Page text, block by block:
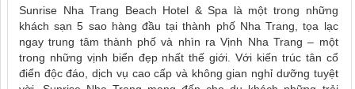
Sunrise Nha Trang Beach Hotel & Spa là một trong những
khách sạn 5 sao hàng đầu tại thành phố Nha Trang, tọa lạc
ngay trung tâm thành phố và nhìn ra Vịnh Nha Trang – một
trong những vịnh biển đẹp nhất thế giới. Với kiến trúc tân cổ
điển độc đáo, dịch vụ cao cấp và không gian nghỉ dưỡng tuyệt